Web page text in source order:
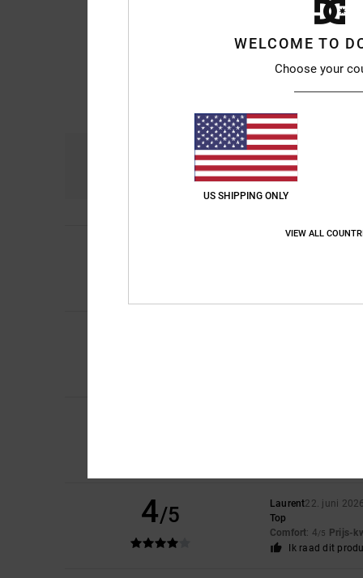
Comfort
4.7
4/5 Laurent22. juni
Top
Comfort: 4/5
Prijs-
Ik raad dit
WELCOME TO
Choose your
US SHIPPING ONLY
VIEW ALL